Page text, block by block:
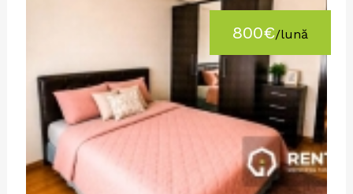
800€/lună